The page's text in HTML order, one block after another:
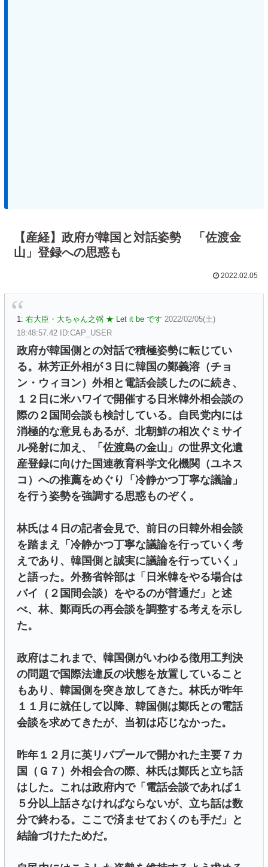
【産経】政府が韓国と対話姿勢 「佐渡金
山」登録への思惑も
2022.02.05
1: 右大臣・大ちゃん之弼 ★ Let it be です 2022/02/05(土)
18:48:57.42 ID:CAP_USER
政府が韓国側との対話で積極姿勢に転じてい
る。林芳正外相が３日に韓国の鄭義溶（チョ
ン・ウィヨン）外相と電話会談したのに続き、
１２日に米ハワイで開催する日米韓外相会談の
際の２国間会談も検討している。自民党内には
消極的な意見もあるが、北朝鮮の相次ぐミサイ
ル発射に加え、「佐渡島の金山」の世界文化遺
産登録に向けた国連教育科学文化機関（ユネス
コ）への推薦をめぐり「冷静かつ丁寧な議論」
を行う姿勢を強調する思惑ものぞく。
林氏は４日の記者会見で、前日の日韓外相会談
を踏まえ「冷静かつ丁寧な議論を行っていく考
えであり、韓国側と誠実に議論を行っていく」
と語った。外務省幹部は「日米韓をやる場合は
バイ（２国間会談）をやるのが普通だ」と述
べ、林、鄭両氏の再会談を調整する考えを示し
た。
政府はこれまで、韓国側がいわゆる徴用工判決
の問題で国際法違反の状態を放置していること
もあり、韓国側を突き放してきた。林氏が昨年
１１月に就任して以降、韓国側は鄭氏との電話
会談を求めてきたが、当初は応じなかった。
昨年１２月に英リバプールで開かれた主要７カ
国（Ｇ７）外相会合の際、林氏は鄭氏と立ち話
はした。これは政府内で「電話会談であれば１
５分以上話さなければならないが、立ち話は数
分で終わる。ここで済ませておくのも手だ」と
結論づけたためだ。